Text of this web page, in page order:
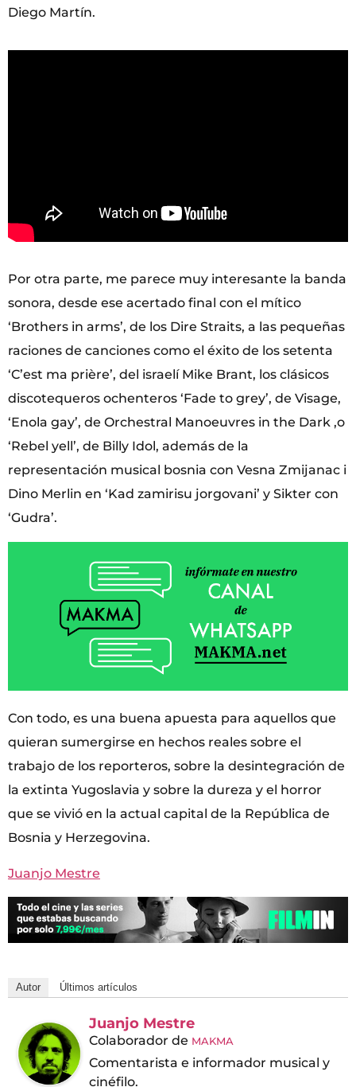
Diego Martín.
Por otra parte, me parece muy interesante la banda
sonora, desde ese acertado final con el mítico
‘Brothers in arms’, de los Dire Straits, a las pequeñas
raciones de canciones como el éxito de los setenta
‘C’est ma prière’, del israelí Mike Brant, los clásicos
discotequeros ochenteros ‘Fade to grey’, de Visage,
‘Enola gay’, de Orchestral Manoeuvres in the Dark ,o
‘Rebel yell’, de Billy Idol, además de la
representación musical bosnia con Vesna Zmijanac i
Dino Merlin en ‘Kad zamirisu jorgovani’ y Sikter con
‘Gudra’.
Con todo, es una buena apuesta para aquellos que
quieran sumergirse en hechos reales sobre el
trabajo de los reporteros, sobre la desintegración de
la extinta Yugoslavia y sobre la dureza y el horror
que se vivió en la actual capital de la República de
Bosnia y Herzegovina.
Juanjo Mestre
Autor Últimos artículos
Juanjo Mestre
Colaborador de MAKMA
Comentarista e informador musical y
cinéfilo.